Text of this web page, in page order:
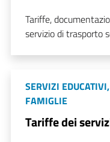
Tariffe,
servizio di trasporto
SERVIZI
FAMIGLIE
Tariffe dei